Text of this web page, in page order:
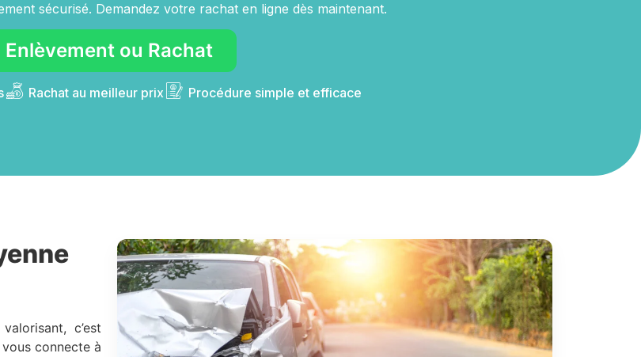
sécurisé. Demandez votre rachat en ligne dès maintenant.
Enlèvement ou Rachat
Rachat au meilleur prix Procédure simple et efficace
c’est
connecte à